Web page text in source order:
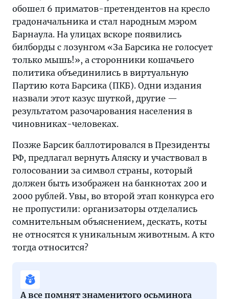
обошел 6 приматов-претендентов на кресло
градоначальника и стал народным мэром
Барнаула. На улицах вскоре появились
билборды с лозунгом «За Барсика не голосует
только мышь!», а сторонники кошачьего
политика объединились в виртуальную
Партию кота Барсика (ПКБ). Одни издания
назвали этот казус шуткой, другие —
результатом разочарования населения в
чиновниках-человеках.
Позже Барсик баллотировался в Президенты
РФ, предлагал вернуть Аляску и участвовал в
голосовании за символ страны, который
должен быть изображен на банкнотах 200 и
2000 рублей. Увы, во второй этап конкурса его
не пропустили: организаторы отделались
сомнительным объяснением, дескать, коты
не относятся к уникальным животным. А кто
тогда относится?
А все помнят знаменитого осьминога